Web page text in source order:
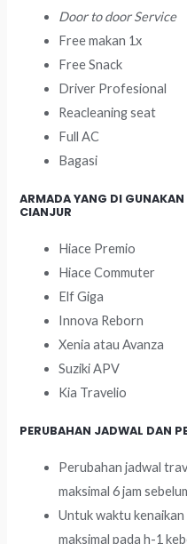
Door to door Service
Free makan 1x
Free Snack
Driver Profesional
Reacleaning seat
Full AC
Bagasi
ARMADA YANG DI GUNAKAN
CIANJUR
Hiace Premio
Hiace Commuter
Elf Giga
Innova Reborn
Xenia atau Avanza
Suziki APV
Kia Travelio
PERUBAHAN JADWAL DAN
Perubahan jadwal
maksimal 6 jam
Untuk waktu
maksimal pada h-1